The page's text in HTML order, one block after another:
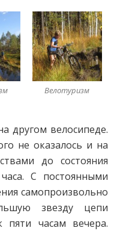
Велотуризм
другом велосипеде.
не оказалось и на
до состояния
С постоянными
самопроизвольно
звезду цепи
пяти часам вечера.